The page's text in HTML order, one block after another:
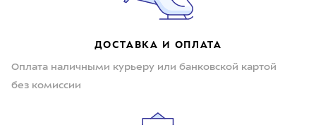
ДОСТАВКА И ОПЛАТА
Оплата наличными курьеру или банковской картой
без комиссии